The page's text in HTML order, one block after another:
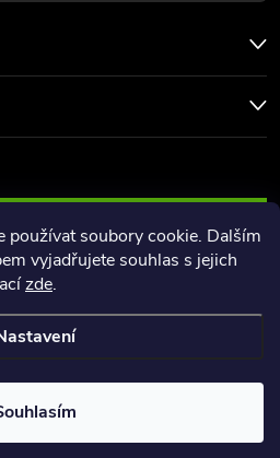
používat soubory cookie. Dalším
vyjadřujete souhlas s jejich
zde.
. Všechna práva vyhrazena.